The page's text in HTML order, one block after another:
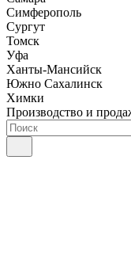
Симферополь
Сургут
Томск
Уфа
Ханты-Мансийск
Южно Сахалинск
Химки
Производство и